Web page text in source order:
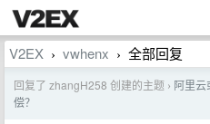
V2EX › vwhenx › 全部回复
回复了 zhangH258 创建的主题 › 阿里云
偿？